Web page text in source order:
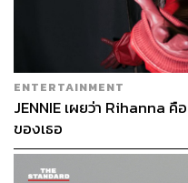
ENTERTAINMENT
JENNIE เผยว่า Rihanna
ของเธอ